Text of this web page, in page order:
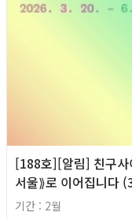
[188호][알림] 친구사
서울⟫로 이어집니다
기간 : 2월